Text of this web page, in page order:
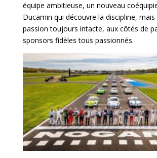
équipe ambitieuse, un nouveau
Ducamin qui découvre la discipline, mais
passion toujours intacte, aux côtés de
sponsors fidèles tous passionnés.